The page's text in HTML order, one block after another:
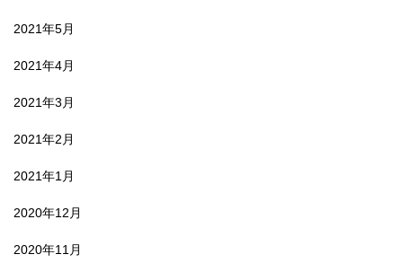
2021年5月
2021年4月
2021年3月
2021年2月
2021年1月
2020年12月
2020年11月